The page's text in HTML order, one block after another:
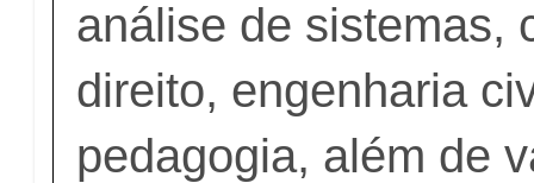
análise de sistemas,
direito, engenharia
pedagogia, além de